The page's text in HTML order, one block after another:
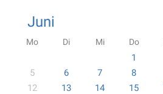
Juni
Mo Di Mi Do
1
5
6 7 8
12
13 14 15